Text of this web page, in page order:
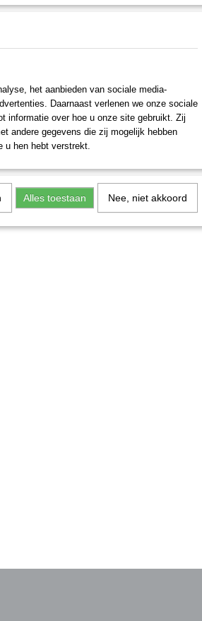
Save
het aanbieden van sociale media-
Daarnaast verlenen we onze sociale
informatie over hoe u onze site gebruikt. Zij
andere gegevens die zij mogelijk hebben
u hen hebt verstrekt.
Alles toestaan Nee, niet akkoord